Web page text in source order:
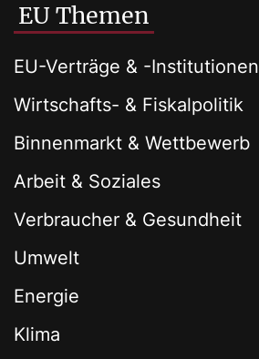
EU Themen
EU-Verträge & -Institutionen
Wirtschafts- & Fiskalpolitik
Binnenmarkt & Wettbewerb
Arbeit & Soziales
Verbraucher & Gesundheit
Umwelt
Energie
Klima